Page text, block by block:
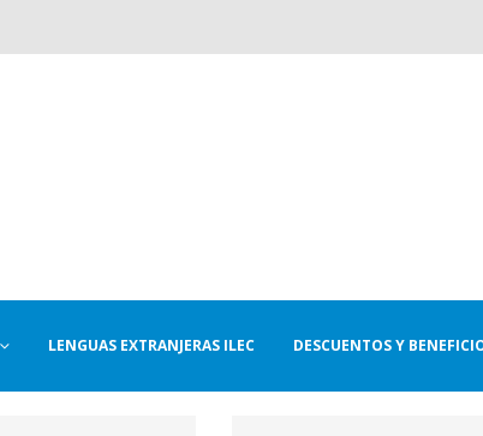
LENGUAS EXTRANJERAS ILEC DESCUENTOS Y